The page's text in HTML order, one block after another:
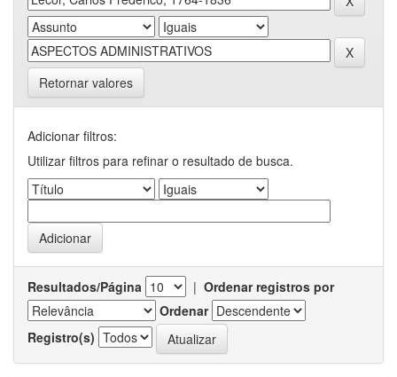
Retornar valores
Adicionar filtros:
Utilizar filtros para refinar o resultado de busca.
Resultados/Página | Ordenar registros por
Ordenar
Registro(s)